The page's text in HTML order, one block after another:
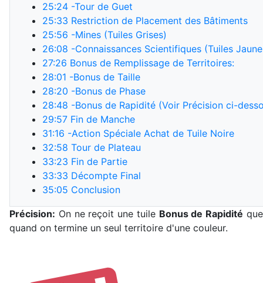
25:24 -Tour de Guet
25:33 Restriction de Placement des Bâtiments
25:56 -Mines (Tuiles Grises)
26:08 -Connaissances Scientifiques (Tuiles
27:26 Bonus de Remplissage de Territoires:
28:01 -Bonus de Taille
28:20 -Bonus de Phase
28:48 -Bonus de Rapidité (Voir Précision ci-
29:57 Fin de Manche
31:16 -Action Spéciale Achat de Tuile Noire
32:58 Tour de Plateau
33:23 Fin de Partie
33:33 Décompte Final
35:05 Conclusion
Précision: On ne reçoit une tuile Bonus de Rapidité
quand on termine un seul territoire d'une couleur.